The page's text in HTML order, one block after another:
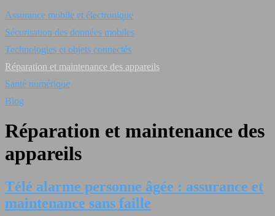
Assurance mobile et électronique
Sécurisation des données mobiles
Technologies et objets connectés
Réparation et maintenance des appareils
Santé numérique
Blog
Réparation et maintenance des
appareils
Télé alarme personne âgée : assurance et
maintenance sans faille